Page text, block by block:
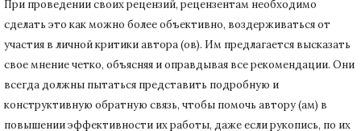
При проведении своих рецензий, рецензентам необходимо
сделать это как можно более объективно, воздерживаться от
участия в личной критики автора (ов). Им предлагается высказать
свое мнение четко, объясняя и оправдывая все рекомендации. Они
всегда должны пытаться представить подробную и
конструктивную обратную связь, чтобы помочь автору (ам) в
повышении эффективности их работы, даже если рукопись, по их